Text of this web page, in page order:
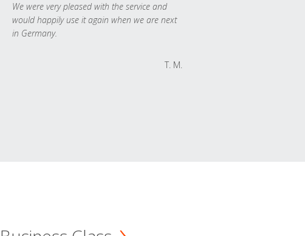
We were very pleased with the service and
would happily use it again when we are next
in Germany.
T. M.